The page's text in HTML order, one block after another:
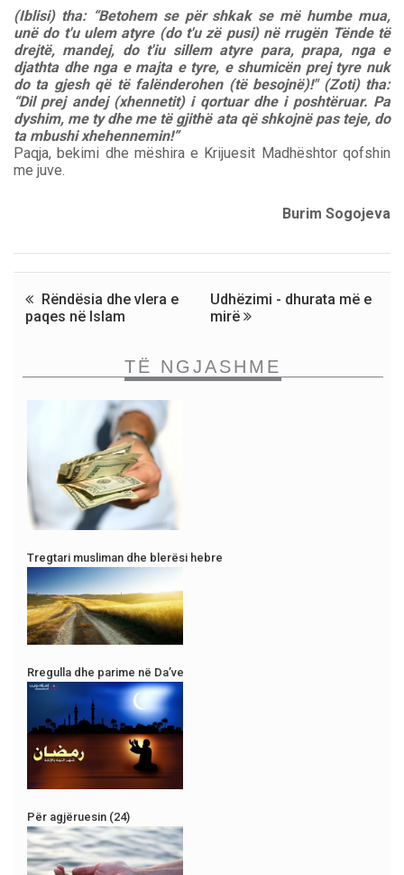
(Iblisi) tha: “Betohem se për shkak se më humbe mua,
unë do t'u ulem atyre (do t'u zë pusi) në rrugën Tënde të
drejtë, mandej, do t'iu sillem atyre para, prapa, nga e
djathta dhe nga e majta e tyre, e shumicën prej tyre nuk
do ta gjesh që të falënderohen (të besojnë)!" (Zoti) tha:
“Dil prej andej (xhennetit) i qortuar dhe i poshtëruar. Pa
dyshim, me ty dhe me të gjithë ata që shkojnë pas teje, do
ta mbushi xhehennemin!”
Paqja, bekimi dhe mëshira e Krijuesit Madhështor qofshin
me juve.
Burim Sogojeva
Rëndësia dhe vlera e
paqes në Islam
Udhëzimi - dhurata më e
mirë
TË NGJASHME
Tregtari musliman dhe blerësi hebre
Rregulla dhe parime në Da’ve
Për agjëruesin (24)